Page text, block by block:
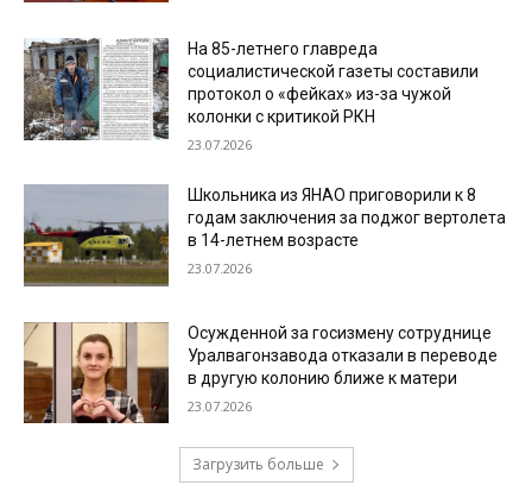
На 85-летнего главреда
социалистической газеты составили
протокол о «фейках» из-за чужой
колонки с критикой РКН
23.07.2026
Школьника из ЯНАО приговорили к 8
годам заключения за поджог вертолета
в 14-летнем возрасте
23.07.2026
Осужденной за госизмену сотруднице
Уралвагонзавода отказали в переводе
в другую колонию ближе к матери
23.07.2026
Загрузить больше